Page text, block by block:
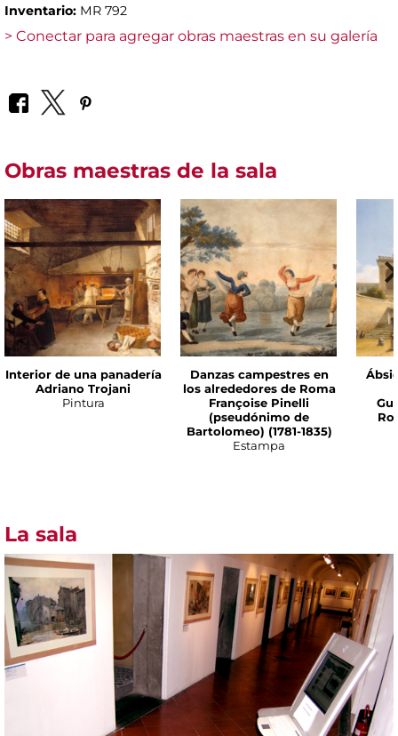
Inventario: MR 792
> Conectar para agregar obras maestras en su galería
Obras maestras de la sala
Interior de una panadería
Adriano Trojani
Pintura
Danzas campestres en
los alrededores de Roma
Françoise Pinelli
(pseudónimo de
Bartolomeo) (1781-1835)
Estampa
La sala